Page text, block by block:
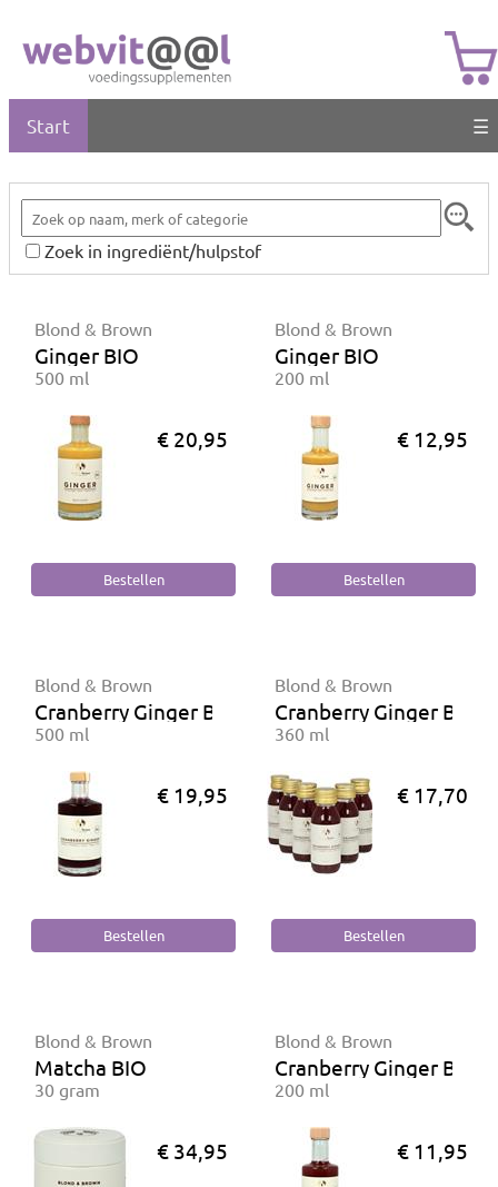
Start ☰
Zoek in ingrediënt/hulpstof
Blond & Brown
Ginger BIO
500 ml
€ 20,95
Blond & Brown
Ginger BIO
200 ml
€ 12,95
Blond & Brown
Cranberry Ginger BIO
500 ml
€ 19,95
Blond & Brown
Cranberry Ginger BIO
360 ml
€ 17,70
Blond & Brown
Matcha BIO
30 gram
€ 34,95
Blond & Brown
Cranberry Ginger BIO
200 ml
€ 11,95